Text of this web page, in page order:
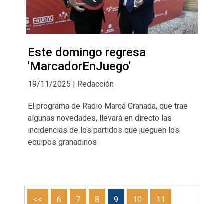
Este domingo regresa
'MarcadorEnJuego'
19/11/2025 | Redacción
El programa de Radio Marca Granada, que trae
algunas novedades, llevará en directo las
incidencias de los partidos que jueguen los
equipos granadinos
<< 6 7 8 9 10 11